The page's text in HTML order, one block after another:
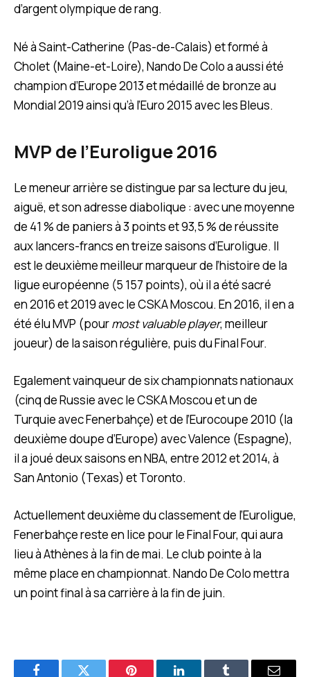
d’argent olympique de rang.
Né à Saint-Catherine (Pas-de-Calais) et formé à
Cholet (Maine-et-Loire), Nando De Colo a aussi été
champion d’Europe 2013 et médaillé de bronze au
Mondial 2019 ainsi qu’à l’Euro 2015 avec les Bleus.
MVP de l’Euroligue 2016
Le meneur arrière se distingue par sa lecture du jeu,
aiguë, et son adresse diabolique : avec une moyenne
de 41 % de paniers à 3 points et 93,5 % de réussite
aux lancers-francs en treize saisons d’Euroligue. Il
est le deuxième meilleur marqueur de l’histoire de la
ligue européenne (5 157 points), où il a été sacré
en 2016 et 2019 avec le CSKA Moscou. En 2016, il en a
été élu MVP (pourmost valuable player, meilleur
joueur) de la saison régulière, puis du Final Four.
Egalement vainqueur de six championnats nationaux
(cinq de Russie avec le CSKA Moscou et un de
Turquie avec Fenerbahçe) et de l’Eurocoupe 2010 (la
deuxième doupe d’Europe) avec Valence (Espagne),
il a joué deux saisons en NBA, entre 2012 et 2014, à
San Antonio (Texas) et Toronto.
Actuellement deuxième du classement de l’Euroligue,
Fenerbahçe reste en lice pour le Final Four, qui aura
lieu à Athènes à la fin de mai. Le club pointe à la
même place en championnat. Nando De Colo mettra
un point final à sa carrière à la fin de juin.